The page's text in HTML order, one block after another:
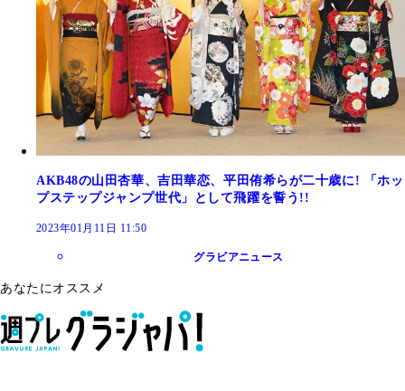
AKB48の山田杏華、吉田華恋、平田侑希らが二十歳に! 「ホッ
プステップジャンプ世代」として飛躍を誓う!!
2023年01月11日 11:50
グラビアニュース
あなたにオススメ